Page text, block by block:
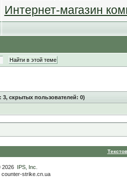
Интернет-магазин
3, скрытых пользователей: 0)
IPS, Inc
counter-strike.cn.ua